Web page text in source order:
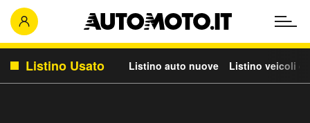
Listino Usato Listino auto nuove Listino veicoli